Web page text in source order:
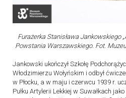
Furażerka Stanisława Jankowskiego
Powstania Warszawskiego. Fot.
Jankowski ukończył Szkołę
Włodzimierzu Wołyńskim i odbył
w Płocku, a w maju i czerwcu 1939 r.
Pułku Artylerii Lekkiej w Suwałkach